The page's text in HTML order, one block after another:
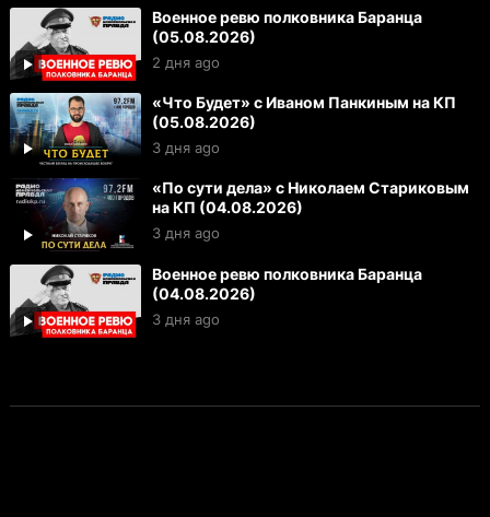
Военное ревю полковника Баранца
(05.08.2026)
2 дня ago
«Что Будет» с Иваном Панкиным на КП
(05.08.2026)
3 дня ago
«По сути дела» с Николаем Стариковым
на КП (04.08.2026)
3 дня ago
Военное ревю полковника Баранца
(04.08.2026)
3 дня ago